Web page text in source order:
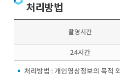
처리방법
촬영시간
24시간
처리방법 : 개인영상정보의 목적